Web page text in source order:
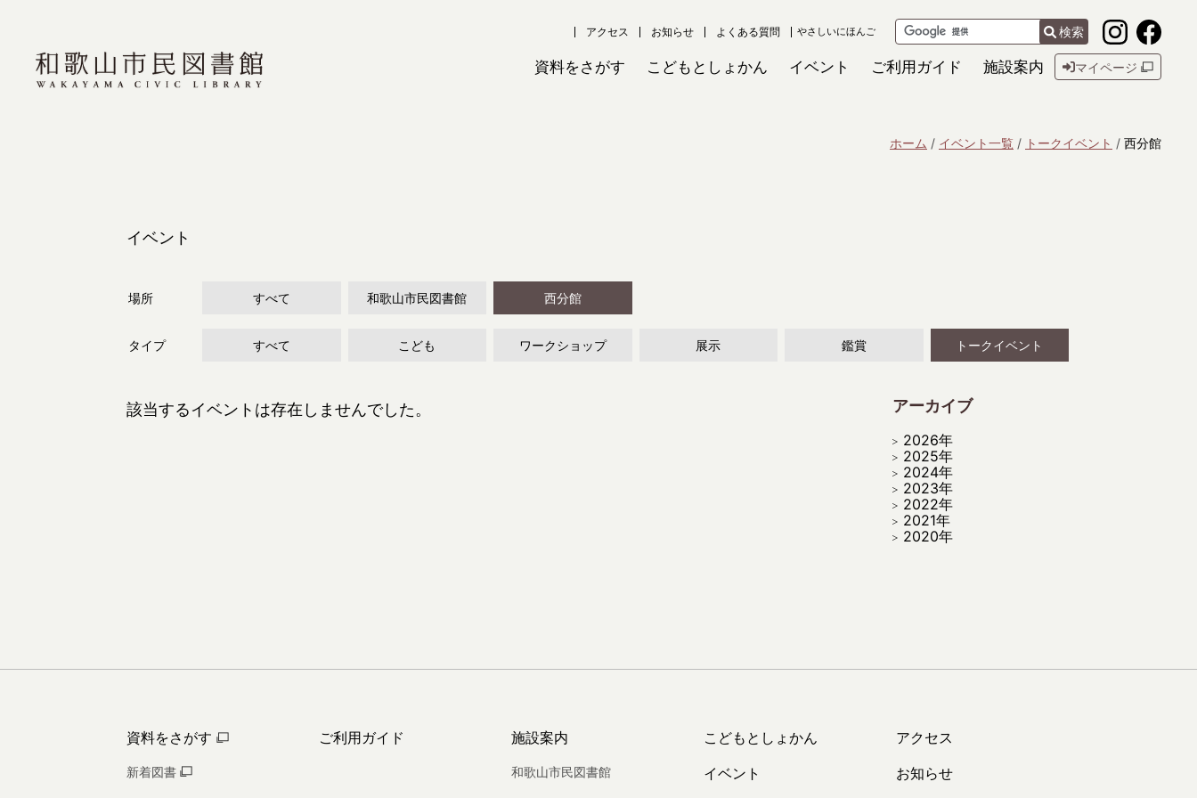
アクセス お知らせ よくある質問 やさしいにほんご 検索
資料をさがす こどもとしょかん イベント ご利用ガイド 施設案内 マイページ
ホーム イベント一覧 トークイベント 西分館
イベント
場所 すべて 和歌山市民図書館 西分館
タイプ すべて こども ワークショップ 展示 鑑賞 トークイベント
該当するイベントは存在しませんでした。 アーカイブ
2026年
2025年
2024年
2023年
2022年
2021年
2020年
資料をさがす
新着図書
ご利用ガイド 施設案内
和歌山市民図書館
こどもとしょかん
イベント
アクセス
お知らせ